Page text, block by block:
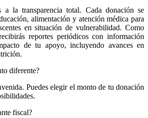
a la transparencia total. Cada donación se
alimentación y atención médica para
en situación de vulnerabilidad. Como
reportes periódicos con información
de tu apoyo, incluyendo avances en
diferente?
Puedes elegir el monto de tu donación
fiscal?